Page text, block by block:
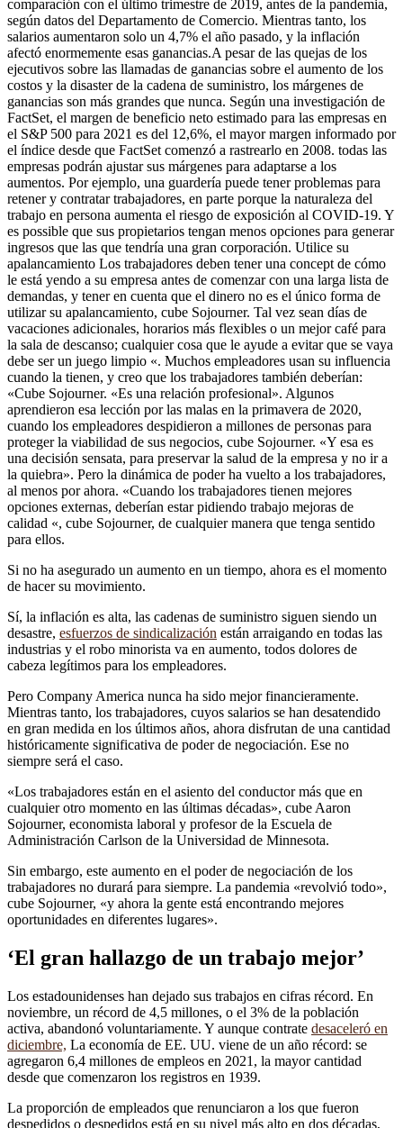
comparación con el último trimestre de 2019, antes de la pandemia,
según datos del Departamento de Comercio. Mientras tanto, los
salarios aumentaron solo un 4,7% el año pasado, y la inflación
afectó enormemente esas ganancias.A pesar de las quejas de los
ejecutivos sobre las llamadas de ganancias sobre el aumento de los
costos y la disaster de la cadena de suministro, los márgenes de
ganancias son más grandes que nunca. Según una investigación de
FactSet, el margen de beneficio neto estimado para las empresas en
el S&P 500 para 2021 es del 12,6%, el mayor margen informado por
el índice desde que FactSet comenzó a rastrearlo en 2008. todas las
empresas podrán ajustar sus márgenes para adaptarse a los
aumentos. Por ejemplo, una guardería puede tener problemas para
retener y contratar trabajadores, en parte porque la naturaleza del
trabajo en persona aumenta el riesgo de exposición al COVID-19. Y
es possible que sus propietarios tengan menos opciones para generar
ingresos que las que tendría una gran corporación. Utilice su
apalancamiento Los trabajadores deben tener una concept de cómo
le está yendo a su empresa antes de comenzar con una larga lista de
demandas, y tener en cuenta que el dinero no es el único forma de
utilizar su apalancamiento, cube Sojourner. Tal vez sean días de
vacaciones adicionales, horarios más flexibles o un mejor café para
la sala de descanso; cualquier cosa que le ayude a evitar que se vaya
debe ser un juego limpio «. Muchos empleadores usan su influencia
cuando la tienen, y creo que los trabajadores también deberían:
«Cube Sojourner. «Es una relación profesional». Algunos
aprendieron esa lección por las malas en la primavera de 2020,
cuando los empleadores despidieron a millones de personas para
proteger la viabilidad de sus negocios, cube Sojourner. «Y esa es
una decisión sensata, para preservar la salud de la empresa y no ir a
la quiebra». Pero la dinámica de poder ha vuelto a los trabajadores,
al menos por ahora. «Cuando los trabajadores tienen mejores
opciones externas, deberían estar pidiendo trabajo mejoras de
calidad «, cube Sojourner, de cualquier manera que tenga sentido
para ellos.
Si no ha asegurado un aumento en un tiempo, ahora es el momento
de hacer su movimiento.
Sí, la inflación es alta, las cadenas de suministro siguen siendo un
desastre, esfuerzos de sindicalización están arraigando en todas las
industrias y el robo minorista va en aumento, todos dolores de
cabeza legítimos para los empleadores.
Pero Company America nunca ha sido mejor financieramente.
Mientras tanto, los trabajadores, cuyos salarios se han desatendido
en gran medida en los últimos años, ahora disfrutan de una cantidad
históricamente significativa de poder de negociación. Ese no
siempre será el caso.
«Los trabajadores están en el asiento del conductor más que en
cualquier otro momento en las últimas décadas», cube Aaron
Sojourner, economista laboral y profesor de la Escuela de
Administración Carlson de la Universidad de Minnesota.
Sin embargo, este aumento en el poder de negociación de los
trabajadores no durará para siempre. La pandemia «revolvió todo»,
cube Sojourner, «y ahora la gente está encontrando mejores
oportunidades en diferentes lugares».
‘El gran hallazgo de un trabajo mejor’
Los estadounidenses han dejado sus trabajos en cifras récord. En
noviembre, un récord de 4,5 millones, o el 3% de la población
activa, abandonó voluntariamente. Y aunque contrate desaceleró en
diciembre, La economía de EE. UU. viene de un año récord: se
agregaron 6,4 millones de empleos en 2021, la mayor cantidad
desde que comenzaron los registros en 1939.
La proporción de empleados que renunciaron a los que fueron
despedidos o despedidos está en su nivel más alto en dos décadas,